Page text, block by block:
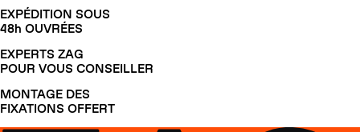
EXPÉDITION SOUS
48h OUVRÉES
EXPERTS ZAG
POUR VOUS CONSEILLER
MONTAGE DES
FIXATIONS OFFERT